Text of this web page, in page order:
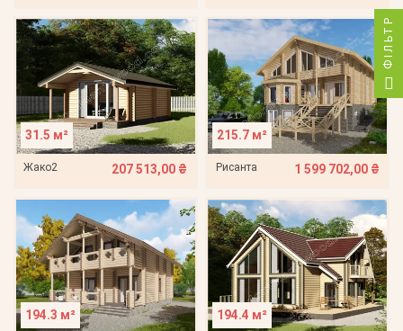
31.5 м²
Жако2 207 513,00 ₴
215.7 м²
Рисанта 1 599 702,00 ₴
194.3 м² 194.4 м²
ФІЛЬТР